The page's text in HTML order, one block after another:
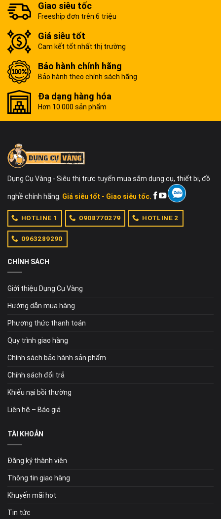
Giao siêu tốc
Freeship đơn trên 6 triệu
Giá siêu tốt
Cam kết tốt nhất thị trường
Bảo hành chính hãng
Bảo hành theo chính sách hãng
Đa dạng hàng hóa
Hơn 10.000 sản phẩm
Dụng Cụ Vàng - Siêu thị trực tuyến mua sắm dụng cụ, thiết bị, đồ
nghề chính hãng. Giá siêu tốt - Giao siêu tốc.
HOTLINE 1 0908770279 HOTLINE 2
0963289290
CHÍNH SÁCH
Giới thiệu Dụng Cụ Vàng
Hướng dẫn mua hàng
Phương thức thanh toán
Quy trình giao hàng
Chính sách bảo hành sản phẩm
Chính sách đổi trả
Khiếu nại bồi thường
Liên hệ – Báo giá
TÀI KHOẢN
Đăng ký thành viên
Thông tin giao hàng
Khuyến mãi hot
Tin tức